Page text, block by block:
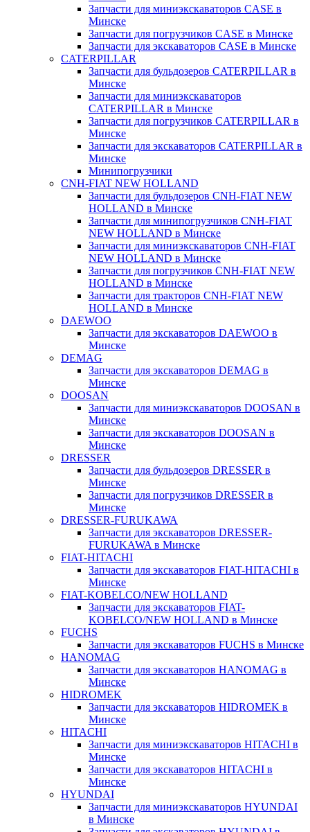
Запчасти для миниэкскаваторов CASE в
Минске
Запчасти для погрузчиков CASE в Минске
Запчасти для экскаваторов CASE в Минске
CATERPILLAR
Запчасти для бульдозеров CATERPILLAR в
Минске
Запчасти для миниэкскаваторов
CATERPILLAR в Минске
Запчасти для погрузчиков CATERPILLAR в
Минске
Запчасти для экскаваторов CATERPILLAR в
Минскe
Минипогрузчики
CNH-FIAT NEW HOLLAND
Запчасти для бульдозеров CNH-FIAT NEW
HOLLAND в Минске
Запчасти для минипогрузчиков CNH-FIAT
NEW HOLLAND в Минске
Запчасти для миниэкскаваторов CNH-FIAT
NEW HOLLAND в Минске
Запчасти для погрузчиков CNH-FIAT NEW
HOLLAND в Минске
Запчасти для тракторов CNH-FIAT NEW
HOLLAND в Минске
DAEWOO
Запчасти для экскаваторов DAEWOO в
Минске
DEMAG
Запчасти для экскаваторов DEMAG в
Минске
DOOSAN
Запчасти для миниэкскаваторов DOOSAN в
Минске
Запчасти для экскаваторов DOOSAN в
Минске
DRESSER
Запчасти для бульдозеров DRESSER в
Минске
Запчасти для погрузчиков DRESSER в
Минске
DRESSER-FURUKAWA
Запчасти для экскаваторов DRESSER-
FURUKAWA в Минске
FIAT-HITACHI
Запчасти для экскаваторов FIAT-HITACHI в
Минске
FIAT-KOBELCO/NEW HOLLAND
Запчасти для экскаваторов FIAT-
KOBELCO/NEW HOLLAND в Минске
FUCHS
Запчасти для экскаваторов FUCHS в Минске
HANOMAG
Запчасти для экскаваторов HANOMAG в
Минске
HIDROMEK
Запчасти для экскаваторов HIDROMEK в
Минске
HITACHI
Запчасти для миниэкскаваторов HITACHI в
Минске
Запчасти для экскаваторов HITACHI в
Минске
HYUNDAI
Запчасти для миниэкскаваторов HYUNDAI
в Минске